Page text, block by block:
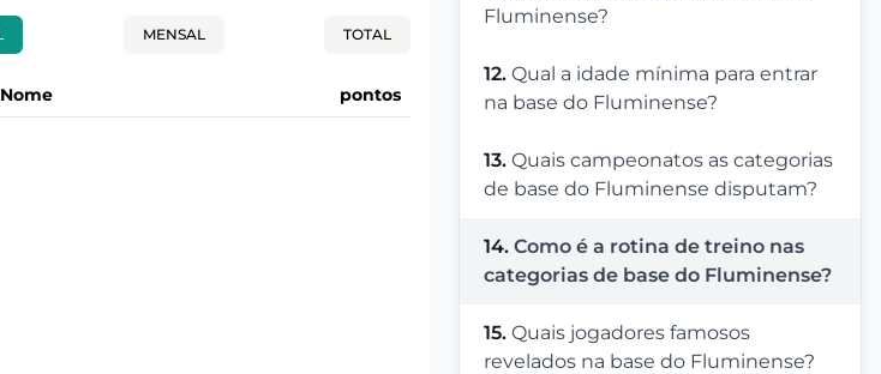
Fluminense?
12. Qual a idade mínima para entrar
na base do Fluminense?
13. Quais campeonatos as categorias
de base do Fluminense disputam?
14. Como é a rotina de treino nas
categorias de base do Fluminense?
15. Quais jogadores famosos
revelados na base do Fluminense?
MENSAL TOTAL
Nome pontos